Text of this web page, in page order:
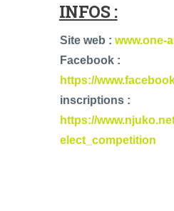
INFOS :
Site web : www.one-
Facebook :
https://
inscriptions :
https://
elect_competition